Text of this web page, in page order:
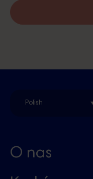
Polish
O nas